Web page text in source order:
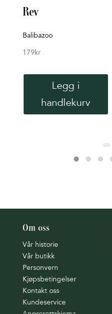
Rev
Balibazoo
179kr
Legg i
handlekurv
Om oss
Vår historie
Vår butikk
Personvern
Kjøpsbetingelser
Kontakt oss
Kundeservice